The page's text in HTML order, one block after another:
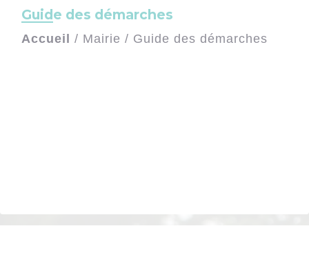
Guide des démarches
Accueil / Mairie / Guide des démarches